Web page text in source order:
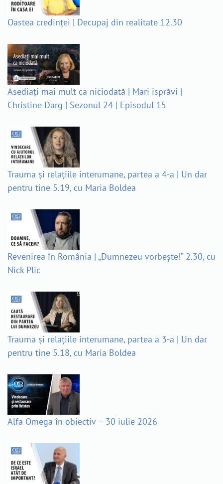
Oastea credinței | Decupaj din realitate 12.30
Asediați mai mult ca niciodată | Mari isprăvi |
Christine Darg | Sezonul 24 | Episodul 15
Trauma și relațiile interumane, partea a 4-a | Un dar
pentru tine 5.19, cu Maria Boldea
Revenirea în România | „Dumnezeu vorbește!” 2.30, cu
Nick Plic
Trauma și relațiile interumane, partea a 3-a | Un dar
pentru tine 5.18, cu Maria Boldea
Alfa Omega în obiectiv – 30 iulie 2026